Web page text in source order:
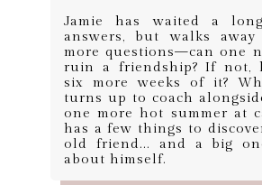
Jamie has waited a
answers, but walks
more questions—can one
ruin a friendship? If not,
six more weeks of it?
turns up to coach
one more hot summer at
has a few things to
old friend... and a big
about himself.